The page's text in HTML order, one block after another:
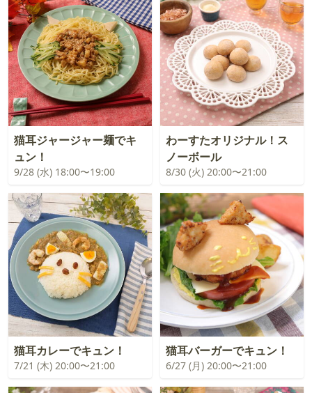
猫耳ジャージャー麺でキ
ュン！
9/28 (水) 18:00〜19:00
わーすたオリジナル！ス
ノーボール
8/30 (火) 20:00〜21:00
猫耳カレーでキュン！
7/21 (木) 20:00〜21:00
猫耳バーガーでキュン！
6/27 (月) 20:00〜21:00